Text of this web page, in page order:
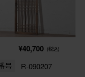
¥40,700 (税込)
号 R-090207